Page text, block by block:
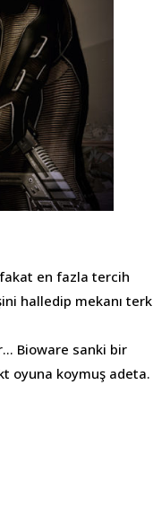
en fazla tercih
halledip mekanı terk
Bioware sanki bir
oyuna koymuş adeta.